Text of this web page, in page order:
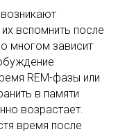
вспомнить после
многом зависит
REM-фазы или
в памяти
возрастает.
время после